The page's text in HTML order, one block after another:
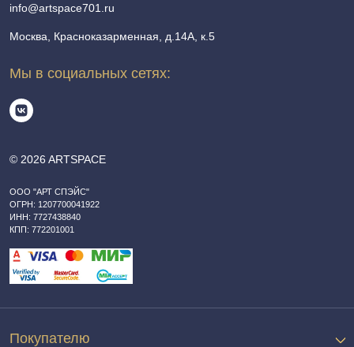
© 2026 ARTSPACE
ООО "АРТ СПЭЙС"
ОГРН: 1207700041922
ИНН: 7727438840
КПП: 772201001
Покупателю
info@artspace701.ru
Москва, Красноказарменная, д.14А, к.5
Мы в социальных сетях: